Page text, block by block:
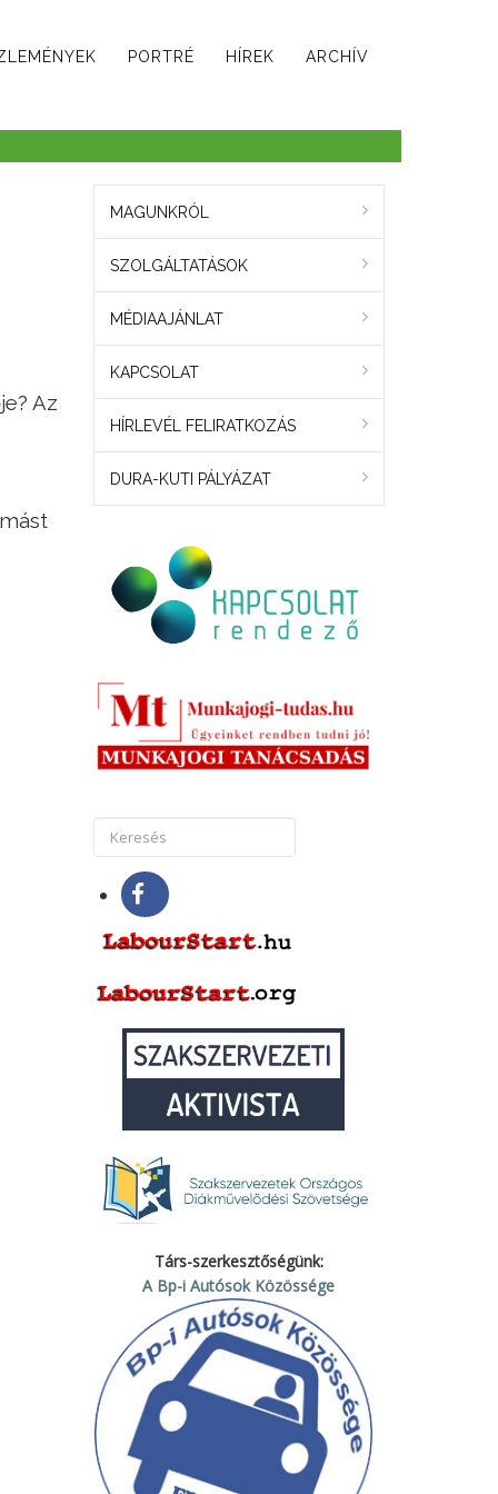
PORTRÉ HÍREK ARCHÍV
Az
MAGUNKRÓL
SZOLGÁLTATÁSOK
MÉDIAAJÁNLAT
KAPCSOLAT
HÍRLEVÉL FELIRATKOZÁS
DURA-KUTI PÁLYÁZAT
Társ-szerkesztőségünk:
A Bp-i Autósok Közössége